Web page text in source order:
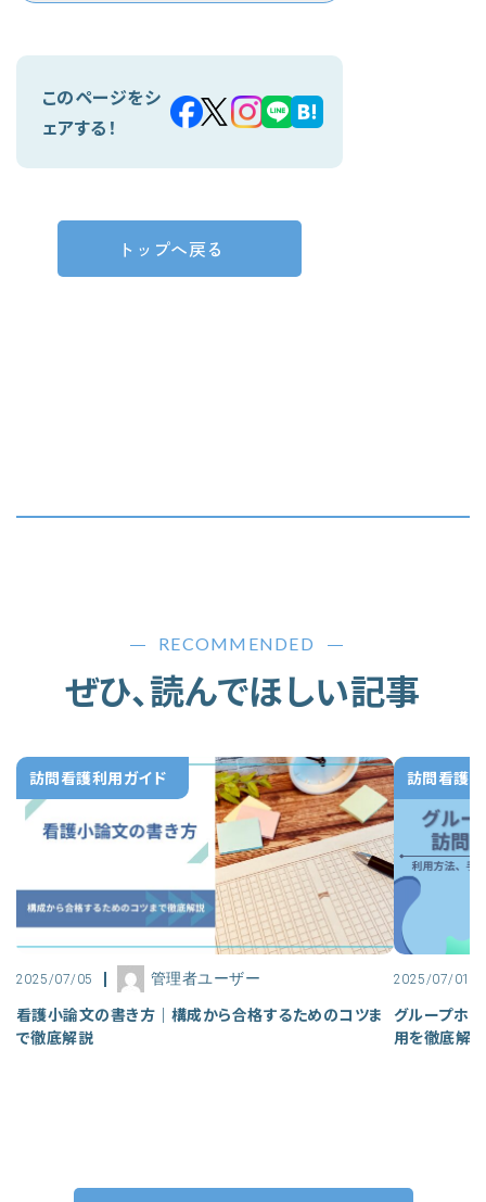
このページをシ
ェアする！
トップへ戻る
RECOMMENDED
ぜひ、読んでほしい記事
訪問看護利用ガイド
2025/07/05 管理者ユーザー
看護小論文の書き方｜構成から合格するためのコツま
で徹底解説
訪問看護
2025/07/01
グループホー
用を徹底解説